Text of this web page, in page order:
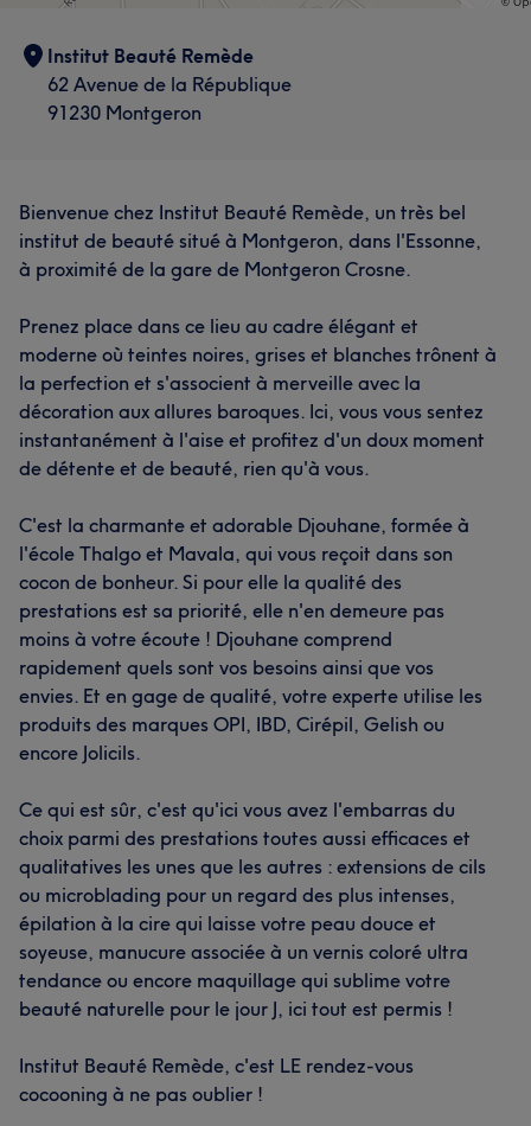
Institut Beauté Remède
62 Avenue de la République
91230 Montgeron
Bienvenue chez Institut Beauté Remède, un très bel
institut de beauté situé à Montgeron, dans l'Essonne,
à proximité de la gare de Montgeron Crosne.
Prenez place dans ce lieu au cadre élégant et
moderne où teintes noires, grises et blanches trônent à
la perfection et s'associent à merveille avec la
décoration aux allures baroques. Ici, vous vous sentez
instantanément à l'aise et profitez d'un doux moment
de détente et de beauté, rien qu'à vous.
C'est la charmante et adorable Djouhane, formée à
l'école Thalgo et Mavala, qui vous reçoit dans son
cocon de bonheur. Si pour elle la qualité des
prestations est sa priorité, elle n'en demeure pas
moins à votre écoute ! Djouhane comprend
rapidement quels sont vos besoins ainsi que vos
envies. Et en gage de qualité, votre experte utilise les
produits des marques OPI, IBD, Cirépil, Gelish ou
encore Jolicils.
Ce qui est sûr, c'est qu'ici vous avez l'embarras du
choix parmi des prestations toutes aussi efficaces et
qualitatives les unes que les autres : extensions de cils
ou microblading pour un regard des plus intenses,
épilation à la cire qui laisse votre peau douce et
soyeuse, manucure associée à un vernis coloré ultra
tendance ou encore maquillage qui sublime votre
beauté naturelle pour le jour J, ici tout est permis !
Institut Beauté Remède, c'est LE rendez-vous
cocooning à ne pas oublier !